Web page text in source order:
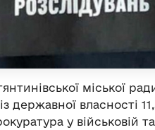
міської
державної власності
у військовій